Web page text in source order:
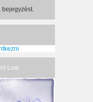
bejegyzést.
Low